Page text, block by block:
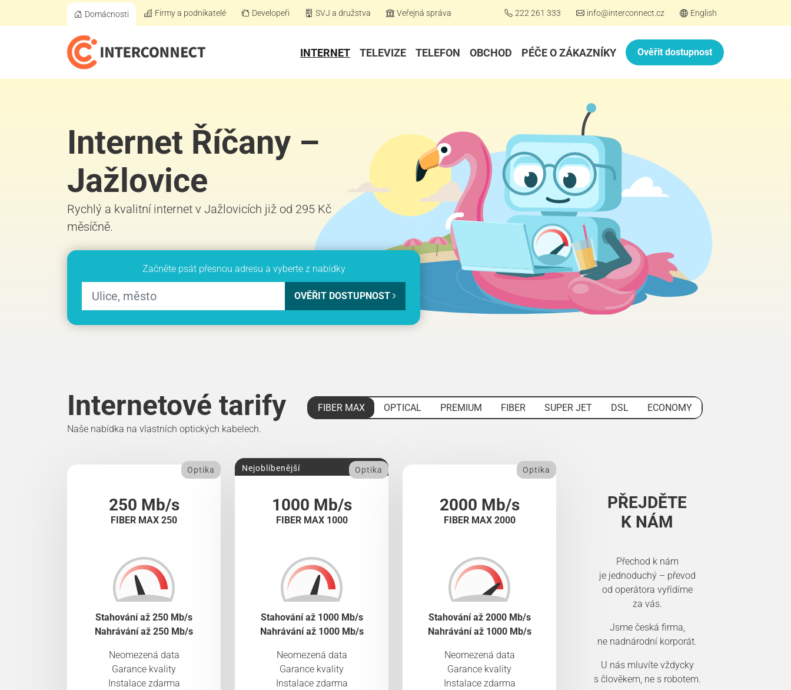
Domácnosti Firmy a podnikatelé Developeři SVJ a družstva Veřejná správa 222 261 333 info@interconnect.cz English
INTERNET TELEVIZE TELEFON OBCHOD PÉČE O ZÁKAZNÍKY Ověřit dostupnost
Internet Říčany –
Jažlovice
Rychlý a kvalitní internet v Jažlovicích již od 295 Kč
měsíčně.
Začněte psát přesnou adresu a vyberte z nabídky
OVĚŘIT DOSTUPNOST
Internetové tarify FIBER MAX OPTICAL PREMIUM FIBER SUPER JET DSL
ECONOMY
Naše nabídka na vlastních optických kabelech.
250 Mb/s
FIBER MAX 250
Optika
Stahování až 250 Mb/s
Nahrávání až 250 Mb/s
Neomezená data
Garance kvality
Instalace zdarma
1000 Mb/s
FIBER MAX 1000
Nejoblíbenější Optika
Stahování až 1000 Mb/s
Nahrávání až 1000 Mb/s
Neomezená data
Garance kvality
Instalace zdarma
2000 Mb/s
FIBER MAX 2000
Optika
Stahování až 2000 Mb/s
Nahrávání až 1000 Mb/s
Neomezená data
Garance kvality
Instalace zdarma
PŘEJDĚTE
K NÁM
Přechod k nám
je jednoduchý – převod
od operátora vyřídíme
za vás.
Jsme česká firma,
ne nadnárodní korporát.
U nás mluvíte vždycky
s člověkem, ne s robotem.